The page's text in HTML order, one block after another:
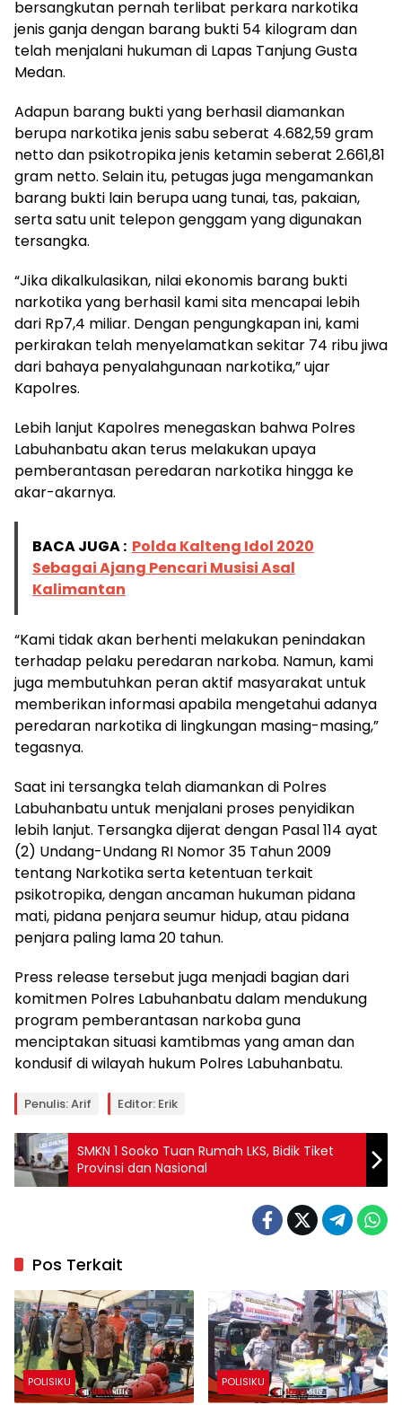
bersangkutan pernah terlibat perkara narkotika
jenis ganja dengan barang bukti 54 kilogram dan
telah menjalani hukuman di Lapas Tanjung Gusta
Medan.
Adapun barang bukti yang berhasil diamankan
berupa narkotika jenis sabu seberat 4.682,59 gram
netto dan psikotropika jenis ketamin seberat 2.661,81
gram netto. Selain itu, petugas juga mengamankan
barang bukti lain berupa uang tunai, tas, pakaian,
serta satu unit telepon genggam yang digunakan
tersangka.
“Jika dikalkulasikan, nilai ekonomis barang bukti
narkotika yang berhasil kami sita mencapai lebih
dari Rp7,4 miliar. Dengan pengungkapan ini, kami
perkirakan telah menyelamatkan sekitar 74 ribu jiwa
dari bahaya penyalahgunaan narkotika,” ujar
Kapolres.
Lebih lanjut Kapolres menegaskan bahwa Polres
Labuhanbatu akan terus melakukan upaya
pemberantasan peredaran narkotika hingga ke
akar-akarnya.
BACA JUGA : Polda Kalteng Idol 2020
Sebagai Ajang Pencari Musisi Asal
Kalimantan
“Kami tidak akan berhenti melakukan penindakan
terhadap pelaku peredaran narkoba. Namun, kami
juga membutuhkan peran aktif masyarakat untuk
memberikan informasi apabila mengetahui adanya
peredaran narkotika di lingkungan masing-masing,”
tegasnya.
Saat ini tersangka telah diamankan di Polres
Labuhanbatu untuk menjalani proses penyidikan
lebih lanjut. Tersangka dijerat dengan Pasal 114 ayat
(2) Undang-Undang RI Nomor 35 Tahun 2009
tentang Narkotika serta ketentuan terkait
psikotropika, dengan ancaman hukuman pidana
mati, pidana penjara seumur hidup, atau pidana
penjara paling lama 20 tahun.
Press release tersebut juga menjadi bagian dari
komitmen Polres Labuhanbatu dalam mendukung
program pemberantasan narkoba guna
menciptakan situasi kamtibmas yang aman dan
kondusif di wilayah hukum Polres Labuhanbatu.
Penulis: Arif Editor: Erik
SMKN 1 Sooko Tuan Rumah LKS, Bidik Tiket
Provinsi dan Nasional
Pos Terkait
POLISIKU POLISIKU